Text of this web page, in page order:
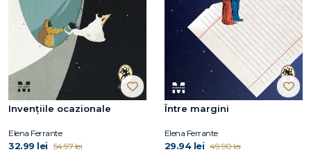
Invențiile ocazionale
Elena Ferrante
32.99 lei 54.97 lei
Între margini
Elena Ferrante
29.94 lei 49.90 lei